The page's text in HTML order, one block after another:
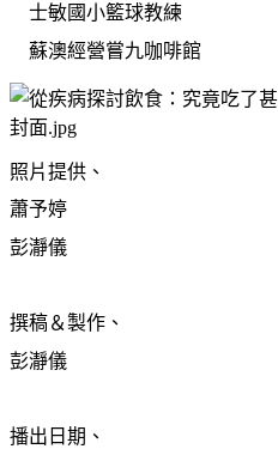
士敏國小籃球教練
蘇澳經營嘗九咖啡館
照片提供、
蕭予婷
彭瀞儀
撰稿＆製作、
彭瀞儀
播出日期、